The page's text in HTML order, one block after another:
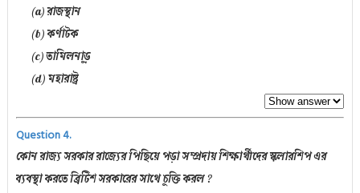
(a) রাজস্থান
(b) কর্ণাটক
(c) তামিলনাড়ু
(d) মহারাষ্ট্র
Question 4.
কোন রাজ্য সরকার রাজ্যের পিছিয়ে পড়া সম্প্রদায় শিক্ষার্থীদের স্কলারশিপ এর
ব্যবস্থা করতে ব্রিটিশ সরকারের সাথে চুক্তি করল ?